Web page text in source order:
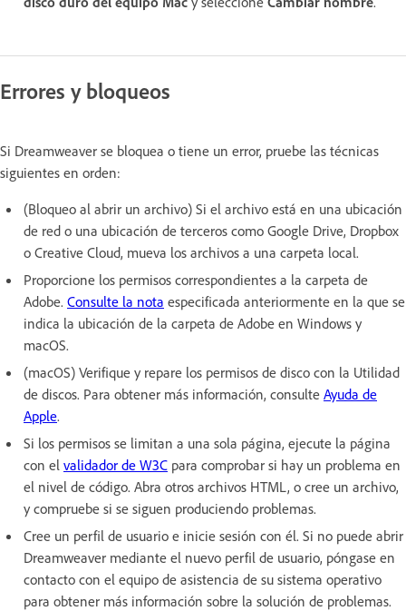
Errores y bloqueos
Si Dreamweaver se bloquea o tiene un error, pruebe las técnicas
siguientes en orden:
(Bloqueo al abrir un archivo) Si el archivo está en una ubicación
de red o una ubicación de terceros como Google Drive, Dropbox
o Creative Cloud, mueva los archivos a una carpeta local.
Proporcione los permisos correspondientes a la carpeta de
Adobe. Consulte la nota especificada anteriormente en la que se
indica la ubicación de la carpeta de Adobe en Windows y
macOS.
(macOS) Verifique y repare los permisos de disco con la Utilidad
de discos. Para obtener más información, consulte Ayuda de
Apple.
Si los permisos se limitan a una sola página, ejecute la página
con el validador de W3C para comprobar si hay un problema en
el nivel de código. Abra otros archivos HTML, o cree un archivo,
y compruebe si se siguen produciendo problemas.
Cree un perfil de usuario e inicie sesión con él. Si no puede abrir
Dreamweaver mediante el nuevo perfil de usuario, póngase en
contacto con el equipo de asistencia de su sistema operativo
para obtener más información sobre la solución de problemas.